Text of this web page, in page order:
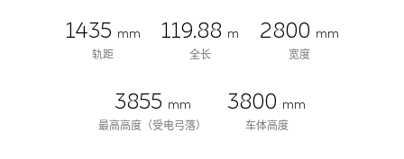
1435 mm
轨距
119.88 m
全长
2800 mm
宽度
3855 mm
最高高度（受电弓落）
3800 mm
车体高度